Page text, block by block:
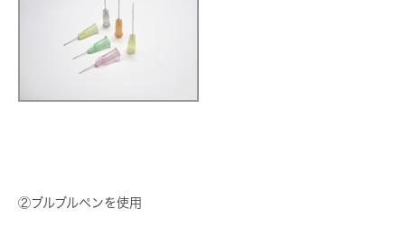
②ブルブルペンを使用